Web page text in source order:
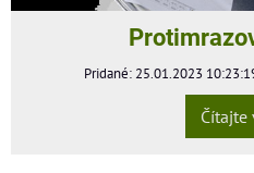
Pridané: 25.01.2023
Čítajte